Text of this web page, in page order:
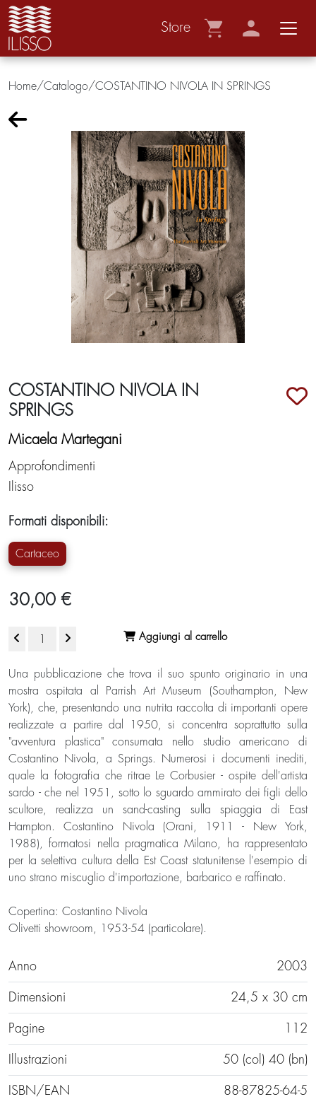
Store
Home/Catalogo/COSTANTINO NIVOLA IN SPRINGS
COSTANTINO NIVOLA IN
SPRINGS
Micaela Martegani
Approfondimenti
Ilisso
Formati disponibili:
Cartaceo
30,00 €
Aggiungi al carrello
Una pubblicazione che trova il suo spunto originario in una
mostra ospitata al Parrish Art Museum (Southampton, New
York), che, presentando una nutrita raccolta di importanti opere
realizzate a partire dal 1950, si concentra soprattutto sulla
"avventura plastica" consumata nello studio americano di
Costantino Nivola, a Springs. Numerosi i documenti inediti,
quale la fotografia che ritrae Le Corbusier - ospite dell'artista
sardo - che nel 1951, sotto lo sguardo ammirato dei figli dello
scultore, realizza un sand-casting sulla spiaggia di East
Hampton. Costantino Nivola (Orani, 1911 - New York,
1988), formatosi nella pragmatica Milano, ha rappresentato
per la selettiva cultura della Est Coast statunitense l'esempio di
uno strano miscuglio d'importazione, barbarico e raffinato.
Copertina: Costantino Nivola
Olivetti showroom, 1953-54 (particolare).
Anno 2003
Dimensioni 24,5 x 30 cm
Pagine 112
Illustrazioni 50 (col) 40 (bn)
ISBN/EAN 88-87825-64-5